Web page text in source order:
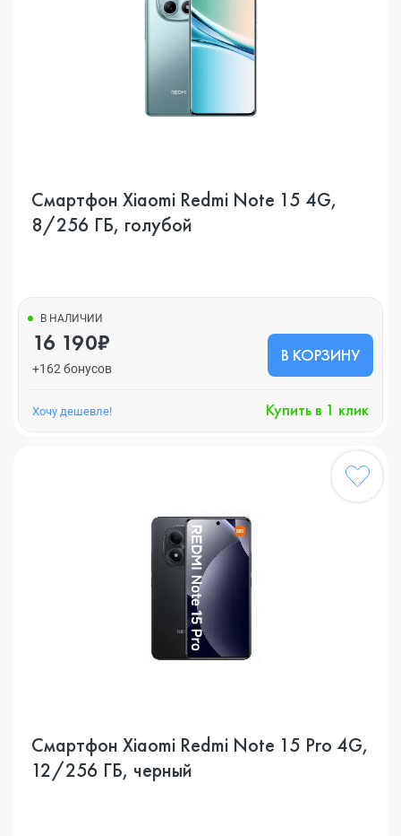
Смартфон Xiaomi Redmi Note 15 4G,
8/256 ГБ, голубой
В НАЛИЧИИ
16 190₽
+162 бонусов
В КОРЗИНУ
Хочу дешевле! Купить в 1 клик
Смартфон Xiaomi Redmi Note 15 Pro 4G,
12/256 ГБ, черный